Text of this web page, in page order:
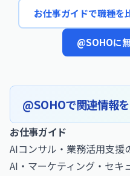
お仕事ガイドで職種を
@SOHOに
@SOHOで関連情報
お仕事ガイド
AIコンサル・業務活用支援
AI・マーケティング・セキ